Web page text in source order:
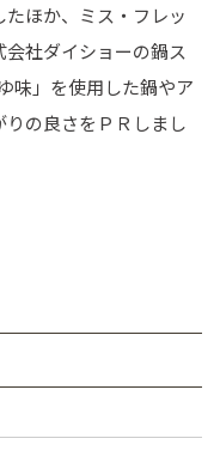
ほか、ミス・フレッ
社ダイショーの鍋ス
味」を使用した鍋やア
の良さをＰＲしまし